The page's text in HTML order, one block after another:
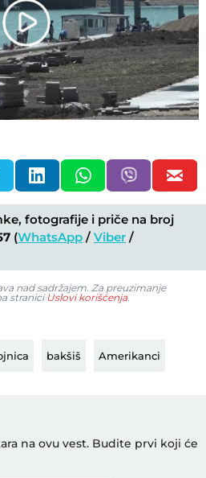
Play
Video
fotografije i priče na broj
(WhatsApp /Viber /
nad sadržajem. Za preuzimanje
stranici Uslovi korišćenja.
bakšiš Amerikanci
na ovu vest. Budite prvi koji će